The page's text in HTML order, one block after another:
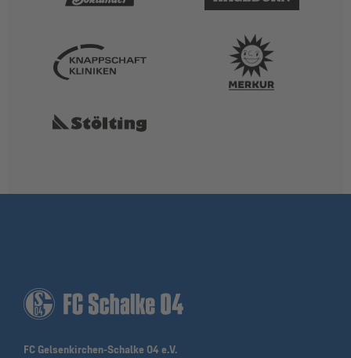
FC Gelsenkirchen-Schalke 04 e.V.